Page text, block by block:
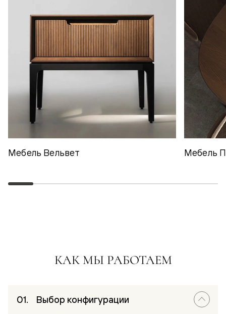
Мебель Вельвет Мебель
КАК МЫ РАБОТАЕМ
Выбор конфигурации